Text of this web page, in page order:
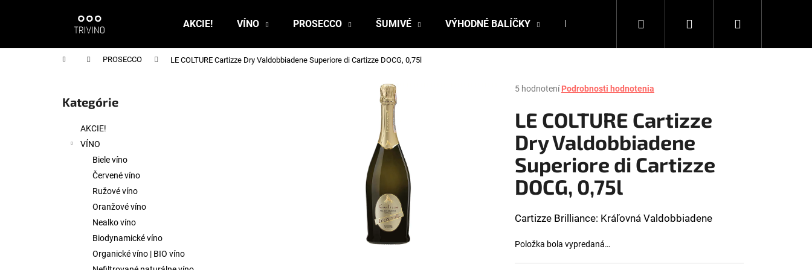
AKCIE! VÍNO PROSECCO ŠUMIVÉ VÝHODNÉ BALÍČKY DARČEKY KÁVA DOPLNKY
Hľadať PrihlásenieNákupný
Domov PROSECCO LE COLTURE Cartizze Dry Valdobbiadene Superiore di Cartizze DOCG, 0,75l
Preskočiť
kategórie
Kategórie
AKCIE!
VÍNO
Biele víno
Červené víno
Ružové víno
Oranžové víno
Nealko víno
Biodynamické víno
Organické víno | BIO víno
Priemerné
4,6
5
hviezdičiek.
5 hodnotení Podrobnosti hodnotenia
LE COLTURE Cartizze
Dry Valdobbiadene
Superiore di Cartizze
DOCG, 0,75l
Cartizze Brilliance: Kráľovná Valdobbiadene
Položka bola vypredaná…
í
do
do
Čo potrebujete nájsť?
Odporúčame